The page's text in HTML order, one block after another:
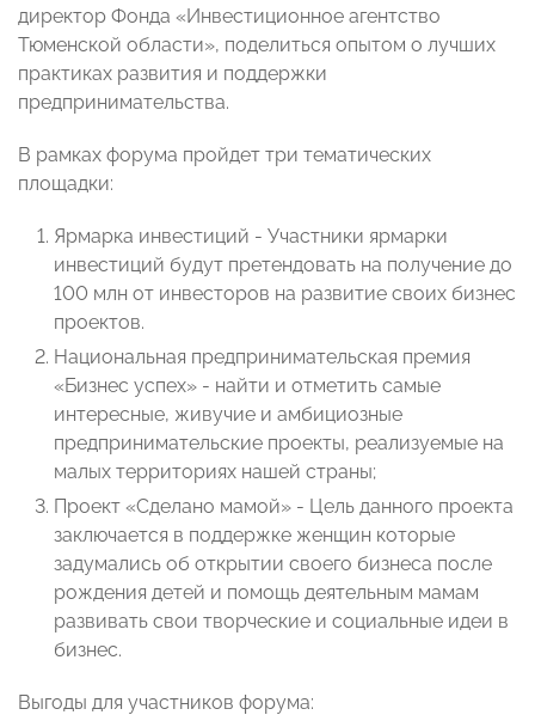
директор Фонда «Инвестиционное агентство
Тюменской области», поделиться опытом о лучших
практиках развития и поддержки
предпринимательства.
В рамках форума пройдет три тематических
площадки:
Ярмарка инвестиций - Участники ярмарки
инвестиций будут претендовать на получение до
100 млн от инвесторов на развитие своих бизнес
проектов.
Национальная предпринимательская премия
«Бизнес успех» - найти и отметить самые
интересные, живучие и амбициозные
предпринимательские проекты, реализуемые на
малых территориях нашей страны;
Проект «Сделано мамой» - Цель данного проекта
заключается в поддержке женщин которые
задумались об открытии своего бизнеса после
рождения детей и помощь деятельным мамам
развивать свои творческие и социальные идеи в
бизнес.
Выгоды для участников форума: